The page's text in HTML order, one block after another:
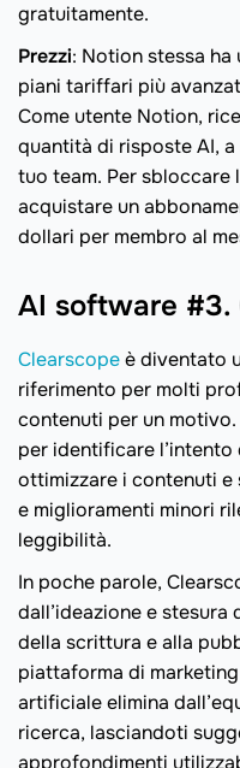
gratuitamente.
Prezzi: Notion stessa
piani tariffari più
Come utente Notion,
quantità di risposte AI,
tuo team. Per sbloccare
acquistare un
dollari per membro al
AI software #3.
Clearscopeè diventato
riferimento per molti
contenuti per un
per identificare
ottimizzare i contenuti e
e miglioramenti minori
leggibilità.
In poche parole,
dall’ideazione e
della scrittura e alla
piattaforma di
artificiale elimina
ricerca, lasciandoti
approfondimenti